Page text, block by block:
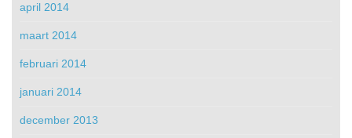
april 2014
maart 2014
februari 2014
januari 2014
december 2013